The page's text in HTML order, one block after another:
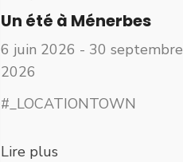
Un été à Ménerbes
6 juin 2026 - 30 septembre
2026
#_LOCATIONTOWN
Lire plus